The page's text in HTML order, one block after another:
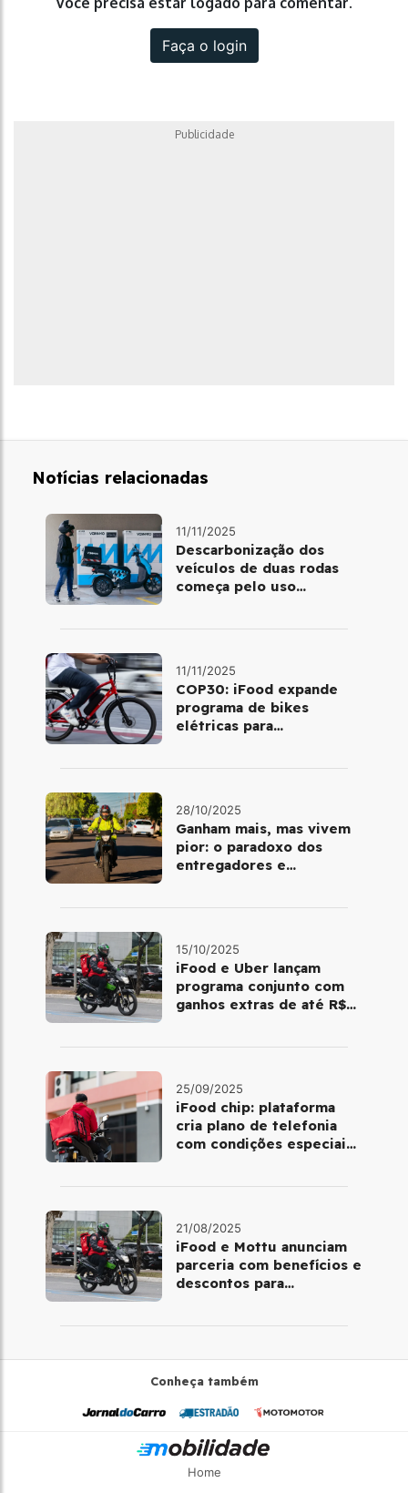
Faça o login
Publicidade
Notícias relacionadas
11/11/2025
Descarbonização dos
veículos de duas rodas
começa pelo uso
11/11/2025
COP30: iFood expande
programa de bikes
elétricas para
28/10/2025
Ganham mais, mas vivem
pior: o paradoxo dos
entregadores e
15/10/2025
iFood e Uber lançam
programa conjunto com
ganhos extras de até R$
25/09/2025
iFood chip: plataforma
cria plano de telefonia
com condições especiais
21/08/2025
iFood e Mottu anunciam
parceria com benefícios e
descontos para
Conheça também
Home